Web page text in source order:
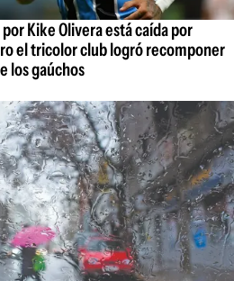
Kike Olivera está caída por
el tricolor club logró recomponer
los gaúchos